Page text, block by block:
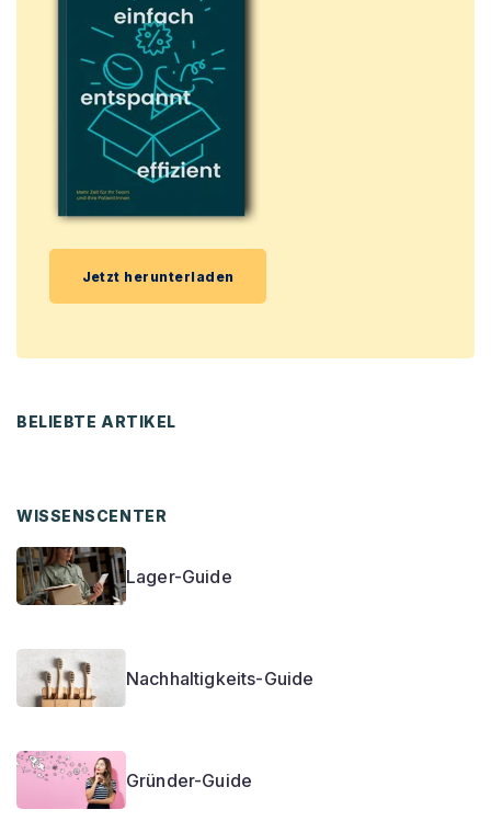
Jetzt herunterladen
BELIEBTE ARTIKEL
WISSENSCENTER
Lager-Guide
Nachhaltigkeits-Guide
Gründer-Guide